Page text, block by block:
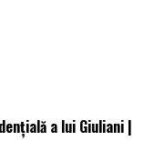
a lui Giuliani |